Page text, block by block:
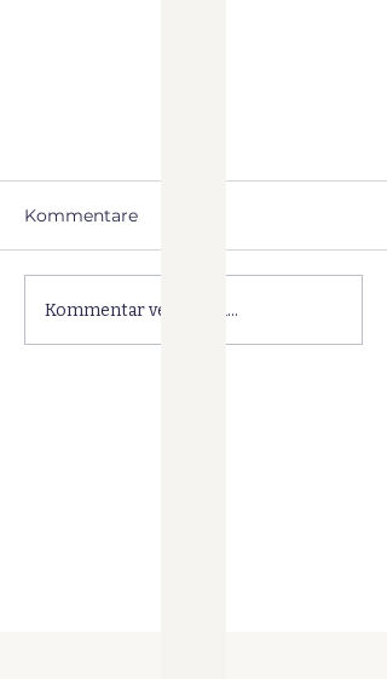
Burn Out
Kommentare
Kommentar verfassen...